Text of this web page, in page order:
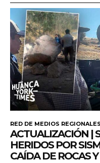
RED DE MEDIOS REGIONALES
ACTUALIZACIÓN |
HERIDOS POR
CAÍDA DE ROCAS